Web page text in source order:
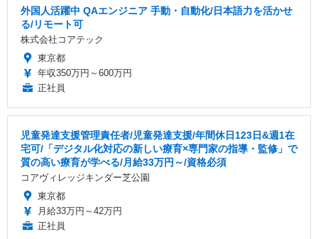
外国人活躍中 QAエンジニア 手動・自動化/日本語力を活かせ
る/リモート可
株式会社コアテック
東京都
年収350万円～600万円
正社員
児童発達支援管理責任者/児童発達⽀援/年間休日123日&週1在
宅可/「デジタル化対応の新しい療育×専門家の指導・監修」で
質の高い療育が学べる/月給33万円～/資格必須
コアヴィレッジキンダー芝公園
東京都
月給33万円～42万円
正社員